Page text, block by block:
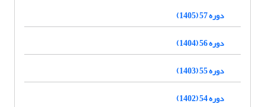
دوره 57 (1405)
دوره 56 (1404)
دوره 55 (1403)
دوره 54 (1402)